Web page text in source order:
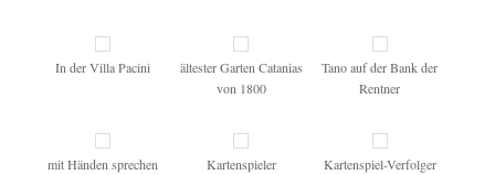
In der Villa Pacini
ältester Garten Catanias
von 1800
Tano auf der Bank der
Rentner
mit Händen sprechen Kartenspieler Kartenspiel-Verfolger